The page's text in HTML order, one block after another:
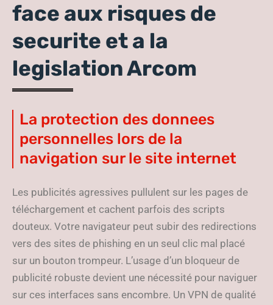
face aux risques de
securite et a la
legislation Arcom
La protection des donnees
personnelles lors de la
navigation sur le site internet
Les publicités agressives pullulent sur les pages de
téléchargement et cachent parfois des scripts
douteux. Votre navigateur peut subir des redirections
vers des sites de phishing en un seul clic mal placé
sur un bouton trompeur. L’usage d’un bloqueur de
publicité robuste devient une nécessité pour naviguer
sur ces interfaces sans encombre. Un VPN de qualité